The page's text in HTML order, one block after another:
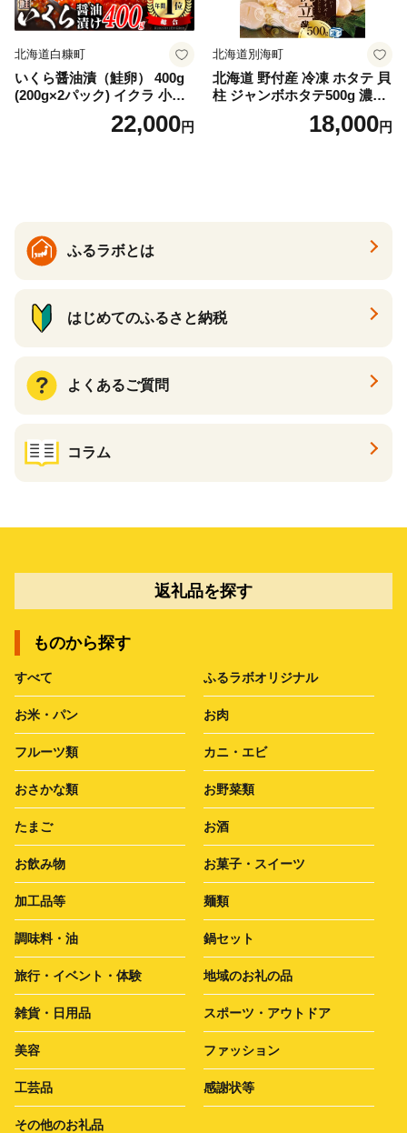
北海道白糠町
いくら醤油漬（鮭卵） 400g
(200g×2パック) イクラ 小分
け いくら醤油漬 鮭いくら い
くら醤油漬け 鮭 鮭卵 ikura
22,000円
北海道別海町
北海道 野付産 冷凍 ホタテ 貝
柱 ジャンボホタテ500g 濃厚
な旨味と甘み （ほたて ホタ
テ 帆立 貝柱 ホタテ貝柱 大玉
18,000円
ふるラボとは
はじめてのふるさと納税
よくあるご質問
コラム
返礼品を探す
ものから探す
すべて ふるラボオリジナル
お米・パン お肉
フルーツ類 カニ・エビ
おさかな類 お野菜類
たまご お酒
お飲み物 お菓子・スイーツ
加工品等 麺類
調味料・油 鍋セット
旅行・イベント・体験 地域のお礼の品
雑貨・日用品 スポーツ・アウトドア
美容 ファッション
工芸品 感謝状等
その他のお礼品